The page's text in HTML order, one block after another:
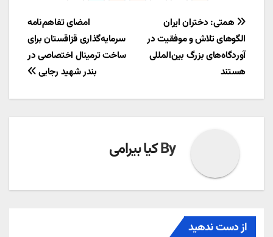
راهبری
نوشته
امضای تفاهم‌نامه
سرمایه‌گذاری قزاقستان برای
ساخت ترمینال اختصاصی در
بندر شهید رجایی
همتی: دختران ایران
الگوهای تلاش و موفقیت در
آوردگاه‌های بزرگ بین‌المللی
هستند
Byکیا بیرامی
از دست ندهید